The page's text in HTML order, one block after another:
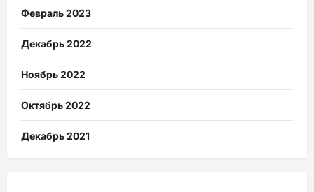
Февраль 2023
Декабрь 2022
Ноябрь 2022
Октябрь 2022
Декабрь 2021